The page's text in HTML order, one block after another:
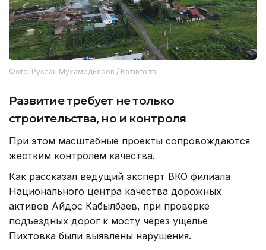
Фото: Руслан Мухамедьяров / Kazinform
Развитие требует не только
строительства, но и контроля
При этом масштабные проекты сопровождаются
жестким контролем качества.
Как рассказал ведущий эксперт ВКО филиала
Национального центра качества дорожных
активов Айдос Кабылбаев, при проверке
подъездных дорог к мосту через ущелье
Пихтовка были выявлены нарушения.